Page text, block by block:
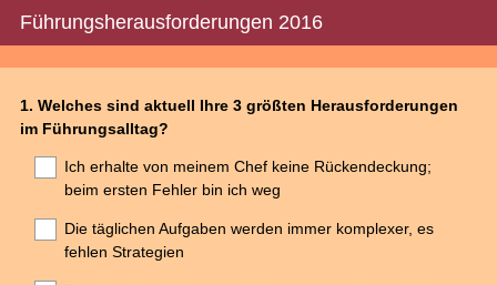
Führungsherausforderungen 2016
Question
Title
1. Welches sind aktuell Ihre 3 größten Herausforderungen
im Führungsalltag?
Ich erhalte von meinem Chef keine Rückendeckung;
beim ersten Fehler bin ich weg
Die täglichen Aufgaben werden immer komplexer, es
fehlen Strategien